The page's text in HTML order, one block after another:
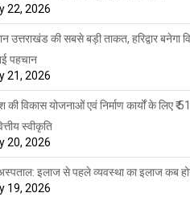
22, 2026
उत्तराखंड की सबसे बड़ी ताकत, हरिद्वार बनेगा
पहचान
21, 2026
की विकास योजनाओं एवं निर्माण कार्यों के लिए ₹
स्वीकृति
20, 2026
इलाज से पहले व्यवस्था का इलाज कब
19, 2026